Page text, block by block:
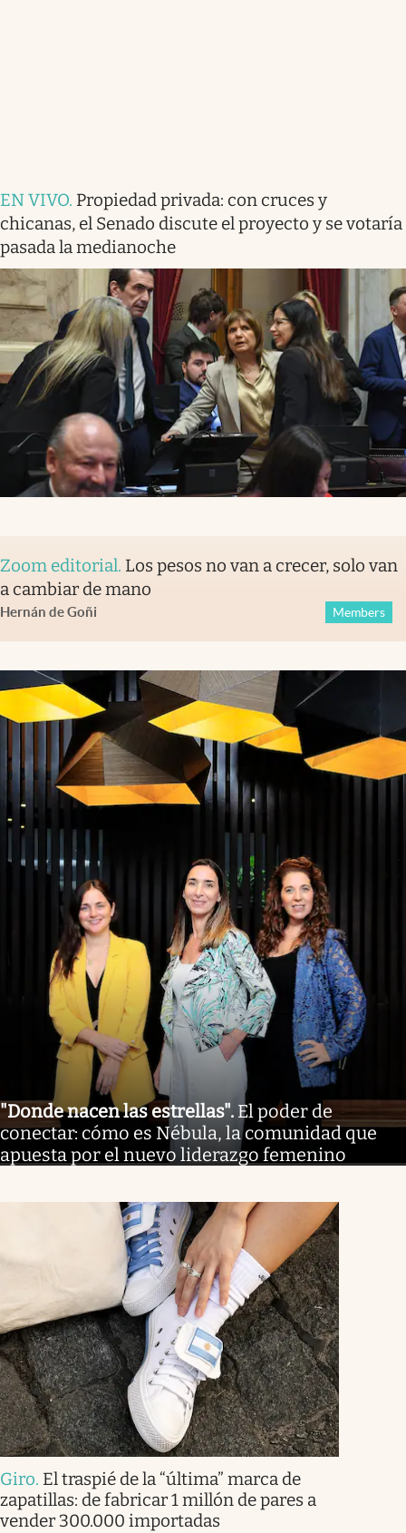
EN VIVO. Propiedad privada: con cruces y
chicanas, el Senado discute el proyecto y se votaría
pasada la medianoche
Zoom editorial. Los pesos no van a crecer, solo van
a cambiar de mano
Hernán de Goñi Members
"Donde nacen las estrellas". El poder de
conectar: cómo es Nébula, la comunidad que
apuesta por el nuevo liderazgo femenino
Giro. El traspié de la “última” marca de
zapatillas: de fabricar 1 millón de pares a
vender 300.000 importadas